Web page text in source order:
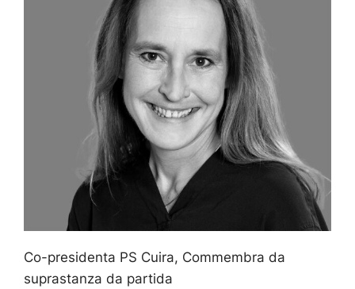
Co-presidenta PS Cuira, Commembra da
suprastanza da partida